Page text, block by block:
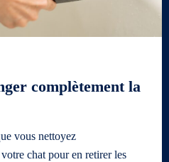
complètement la
vous nettoyez
chat pour en retirer les